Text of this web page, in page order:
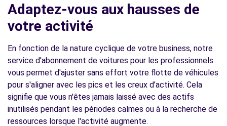
Adaptez-vous aux hausses de
votre activité
En fonction de la nature cyclique de votre business, notre
service d'abonnement de voitures pour les professionnels
vous permet d'ajuster sans effort votre flotte de véhicules
pour s'aligner avec les pics et les creux d’activité. Cela
signifie que vous n'êtes jamais laissé avec des actifs
inutilisés pendant les périodes calmes ou à la recherche de
ressources lorsque l'activité augmente.